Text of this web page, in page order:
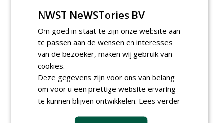
Werkvoorbereider
groenbeheer (32-40 uur per
week) bij SmitsRinsma
24-06-2026, Zutphen en op project locatie
(32-40 uur) bij SmitsRinsma
meer Groene Banen
NWST NeWSTories BV
Om goed in staat te zijn onze website aan
te passen aan de wensen en interesses
van de bezoeker, maken wij gebruik van
cookies.
Deze gegevens zijn voor ons van belang
om voor u een prettige website ervaring
te kunnen blijven ontwikkelen. Lees verder